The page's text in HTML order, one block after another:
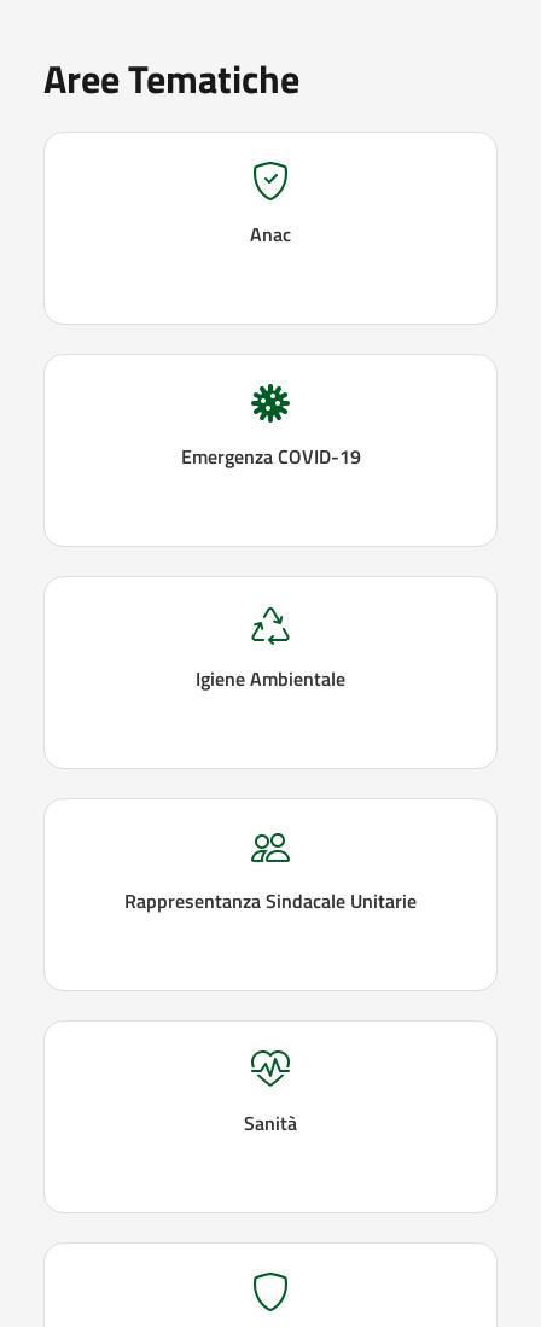
Aree Tematiche
Anac
Emergenza COVID-19
Igiene Ambientale
Rappresentanza Sindacale Unitarie
Sanità